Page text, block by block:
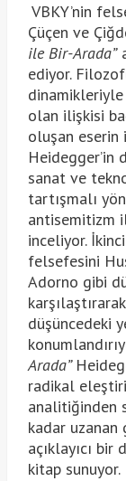
VBKY’nin
Çüçen ve
ile Bir-Arada”
ediyor.
olan ilişkisi
oluşan eserin
Heidegger’in
sanat ve
tartışmalı
antisemitizm
inceliyor.
felsefesini
Adorno gibi
düşüncedeki
Arada”
radikal
analitiğinden
kadar
açıklayıcı
kitap sunuyor.